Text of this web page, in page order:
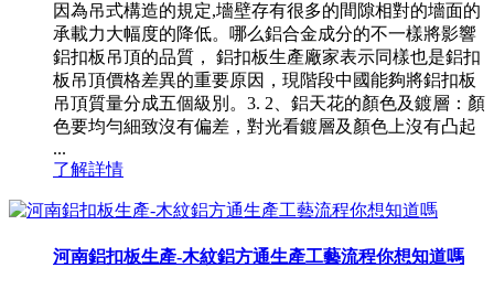
因為吊式構造的規定,墻壁存有很多的間隙相對的墻面的
承載力大幅度的降低。哪么鋁合金成分的不一樣將影響
鋁扣板吊頂的品質， 鋁扣板生產廠家表示同樣也是鋁扣
板吊頂價格差異的重要原因，現階段中國能夠將鋁扣板
吊頂質量分成五個級別。3. 2、鋁天花的顏色及鍍層：顏
色要均勻細致沒有偏差，對光看鍍層及顏色上沒有凸起
...
了解詳情
河南鋁扣板生產-木紋鋁方通生產工藝流程你想知道嗎